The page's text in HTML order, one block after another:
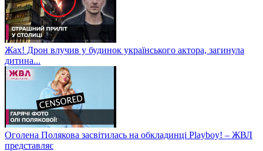
Жах! Дрон влучив у будинок українського актора, загинула
дитина...
Оголена Полякова засвітилась на обкладинці Playboy! – ЖВЛ
представляє